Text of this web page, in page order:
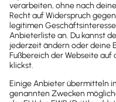
Lohnabrechnung